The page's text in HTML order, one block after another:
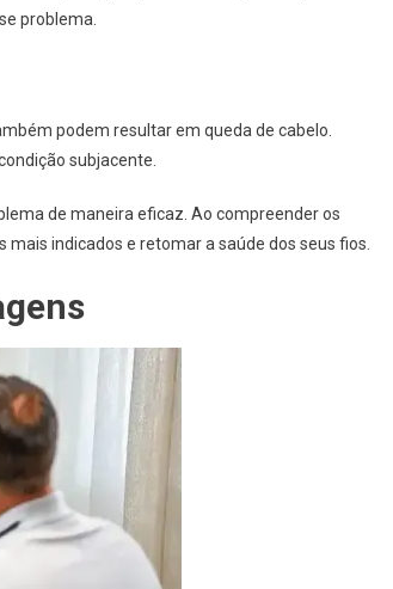
problema.
podem resultar em queda de cabelo.
subjacente.
de maneira eficaz. Ao compreender os
indicados e retomar a saúde dos seus fios.